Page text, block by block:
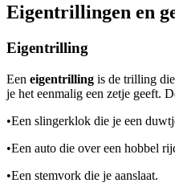
Eigentrillingen en
Eigentrilling
Een eigentrilling is de trilling
je het eenmalig een zetje geeft.
•Een slingerklok die je een
•Een auto die over een hobbel
•Een stemvork die je aanslaat.